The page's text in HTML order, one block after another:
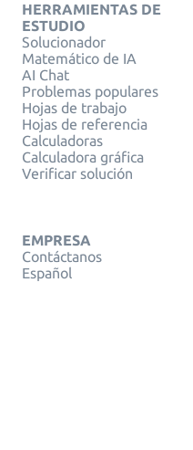
HERRAMIENTAS DE
ESTUDIO
Solucionador
Matemático de IA
AI Chat
Problemas populares
Hojas de trabajo
Hojas de referencia
Calculadoras
Calculadora gráfica
Verificar solución
EMPRESA
Contáctanos
Español